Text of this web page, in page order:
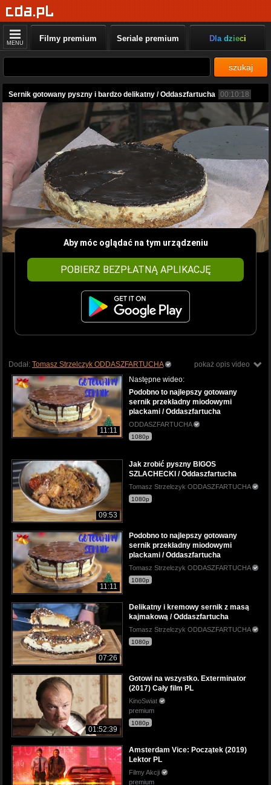
MENU Filmy premium Seriale premium Dla dzieci
szukaj
Sernik gotowany pyszny i bardzo delikatny / Oddaszfartucha 00:10:18
Aby móc oglądać na tym urządzeniu
POBIERZ BEZPŁATNĄ APLIKACJĘ
pokaż opis video
Dodał: Tomasz Strzelczyk ODDASZFARTUCHA
11:11
Następne wideo:
Podobno to najlepszy gotowany
sernik przekładny miodowymi
plackami / Oddaszfartucha
ODDASZFARTUCHA
1080p
09:53
Jak zrobić pyszny BIGOS
SZLACHECKI / Oddaszfartucha
Tomasz Strzelczyk ODDASZFARTUCHA
1080p
11:11
Podobno to najlepszy gotowany
sernik przekładny miodowymi
plackami / Oddaszfartucha
Tomasz Strzelczyk ODDASZFARTUCHA
1080p
07:26
Delikatny i kremowy sernik z masą
kajmakową / Oddaszfartucha
Tomasz Strzelczyk ODDASZFARTUCHA
1080p
01:52:39
Gotowi na wszystko. Exterminator
(2017) Cały film PL
KinoSwiat
premium
1080p
Amsterdam Vice: Początek (2019)
Lektor PL
Filmy Akcji
premium